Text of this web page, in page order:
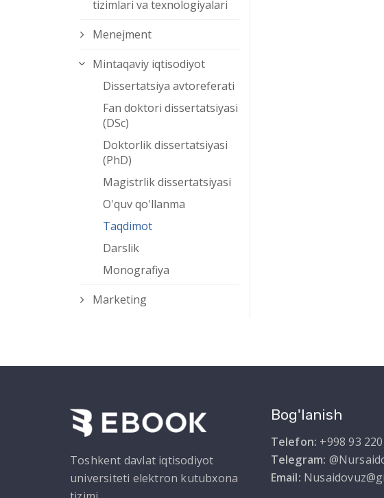
tizimlari va texnologiyalari
Menejment
Mintaqaviy iqtisodiyot
Dissertatsiya avtoreferati
Fan doktori dissertatsiyasi
(DSc)
Doktorlik dissertatsiyasi
(PhD)
Magistrlik dissertatsiyasi
O'quv qo'llanma
Taqdimot
Darslik
Monografiya
Marketing
Toshkent davlat iqtisodiyot
universiteti elektron kutubxona
Bog'lanish
Telefon: +998 93
Telegram:
Email: